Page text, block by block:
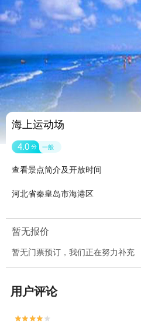
海上运动场
4.0 分 一般
查看景点简介及开放时间
河北省秦皇岛市海港区
暂无报价
暂无门票预订，我们正在努力补充
用户评论


